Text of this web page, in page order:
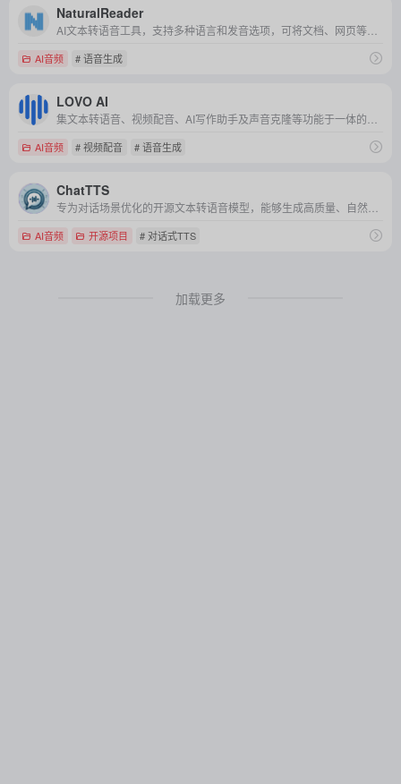
NaturalReader
AI音频 # 语音生成
LOVO AI
AI音频 # 视频配音 # 语音生成
ChatTTS
AI音频 开源项目 # 对话式TTS
加载更多